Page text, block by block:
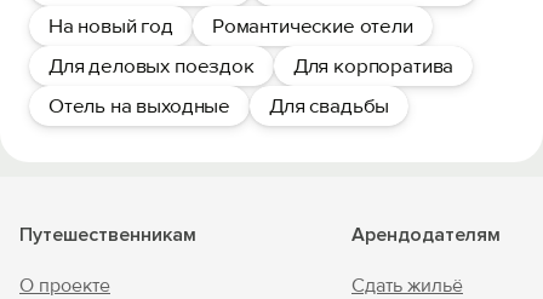
На новый год
Романтические отели
Для деловых поездок
Для корпоратива
Отель на выходные
Для свадьбы
Путешественникам
О проекте
Арендодателям
Сдать жильё